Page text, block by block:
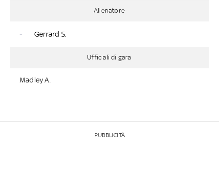
Allenatore
- Gerrard S.
Ufficiali di gara
Madley A.
PUBBLICITÀ